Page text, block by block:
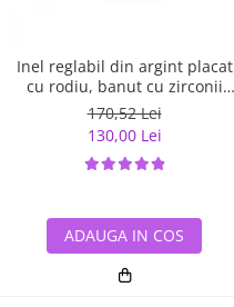
Inel reglabil din argint placat
cu rodiu, banut cu zirconii
albe si albastre
170,52 Lei
130,00 Lei
ADAUGA IN COS